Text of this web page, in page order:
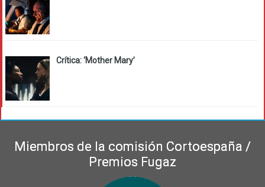
Crítica: ‘Mother Mary’
Miembros de la comisión Cortoespaña /
Premios Fugaz